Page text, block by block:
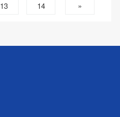
13 14 »